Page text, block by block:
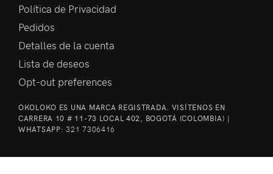
Política de Privacidad
Pedidos
Detalles de la cuenta
Lista de deseos
Opt-out preferences
OKOLOKO ES UNA MARCA REGISTRADA. VISÍTENOS EN
CARRERA 10 # 11-73 LOCAL 402, BOGOTÁ (COLOMBIA) |
WHATSAPP:321 7306416